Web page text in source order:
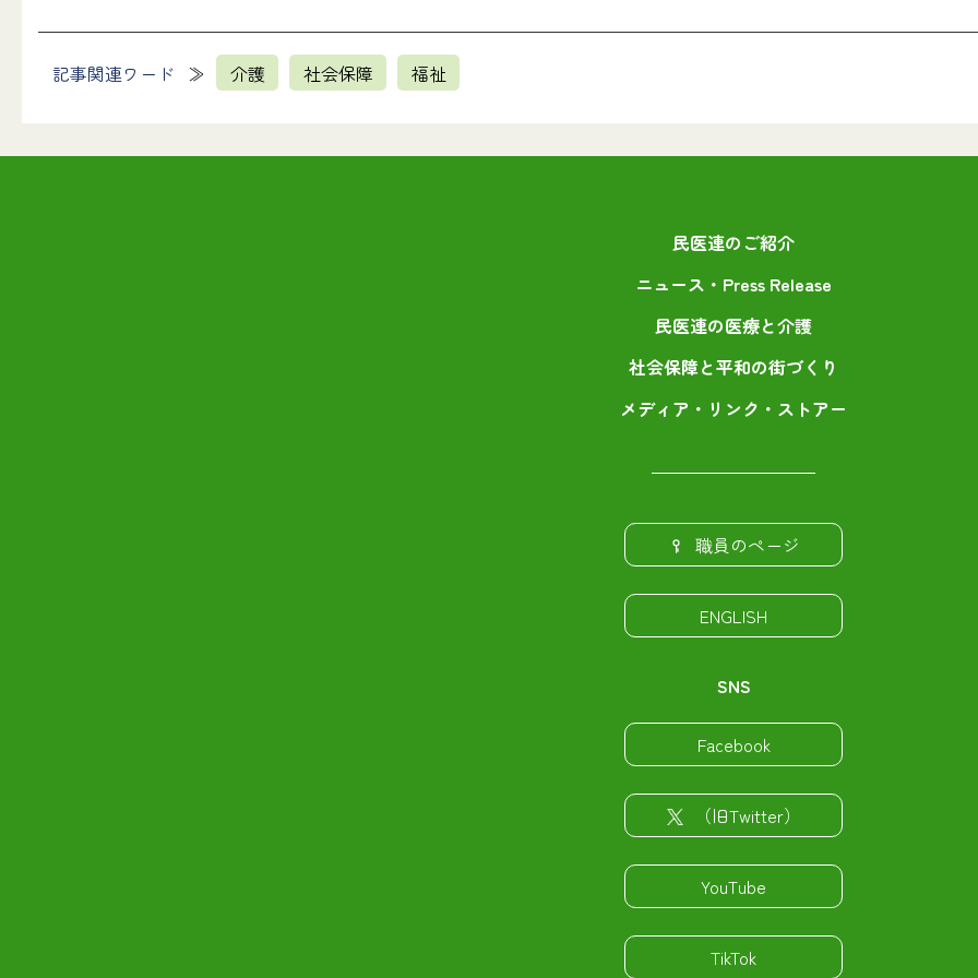
記事関連ワード 介護 社会保障 福祉
民医連のご紹介
ニュース・Press Release
民医連の医療と介護
社会保障と平和の街づくり
メディア・リンク・ストアー
職員のページ
ENGLISH
SNS
Facebook
（旧Twitter）
YouTube
TikTok